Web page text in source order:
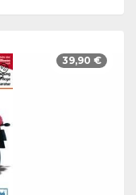
39,90 €